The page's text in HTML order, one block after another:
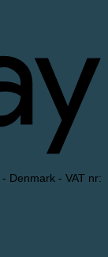
- Denmark - VAT nr: